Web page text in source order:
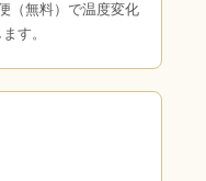
（無料）で温度変化
す。